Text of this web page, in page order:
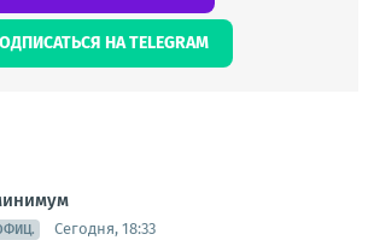
НА TELEGRAM
Сегодня, 18:33